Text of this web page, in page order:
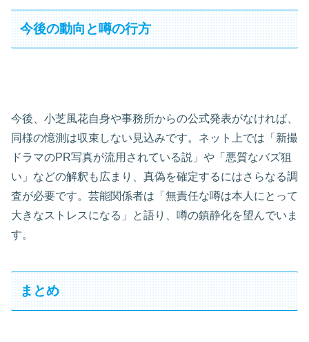
今後の動向と噂の行方
今後、小芝風花自身や事務所からの公式発表がなければ、
同様の憶測は収束しない見込みです。ネット上では「新撮
ドラマのPR写真が流用されている説」や「悪質なバズ狙
い」などの解釈も広まり、真偽を確定するにはさらなる調
査が必要です。芸能関係者は「無責任な噂は本人にとって
大きなストレスになる」と語り、噂の鎮静化を望んでいま
す。
まとめ